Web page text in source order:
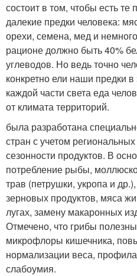
состоит в том, чтобы есть те
далекие предки человека:
орехи, семена, мед и
рационе должно быть 40%
углеводов. Но ведь точно
конкретно ели наши предки
каждой части света еда
от климата территорий.
была разработана
стран с учетом
сезонности продуктов. В
потребление рыбы,
трав (петрушки, укропа и
зерновых продуктов, мяса
лугах, замену макаронных
Отмечено, что грибы
микрофлоры кишечника,
нормализации веса,
слабоумия.